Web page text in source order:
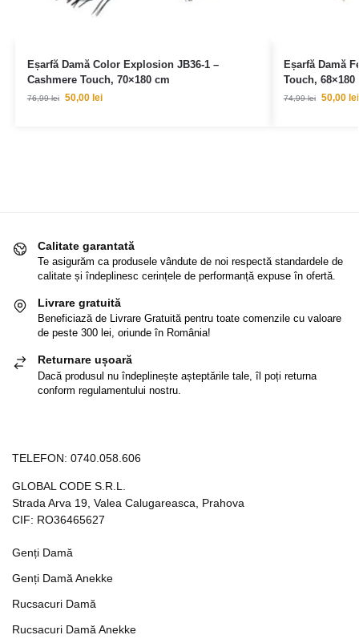
Eșarfă Damă Color Explosion JB36-1 –
Cashmere Touch, 70×180 cm
76,99lei 50,00 lei
Eșarfă Damă
Touch, 68×180
74,99lei 50,00 lei
Calitate garantată
Te asigurăm ca produsele vândute de noi respectă standardele de
calitate și îndeplinesc cerințele de performanță expuse în ofertă.
Livrare gratuită
Beneficiază de Livrare Gratuită pentru toate comenzile cu valoare
de peste 300 lei, oriunde în România!
Returnare ușoară
Dacă produsul nu îndeplinește așteptările tale, îl poți returna
conform regulamentului nostru.
TELEFON: 0740.058.606
GLOBAL CODE S.R.L.
Strada Arva 19, Valea Calugareasca, Prahova
CIF: RO36465627
Genți Damă
Genți Damă Anekke
Rucsacuri Damă
Rucsacuri Damă Anekke